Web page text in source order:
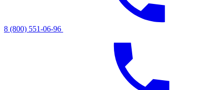
8 (800) 551-06-96